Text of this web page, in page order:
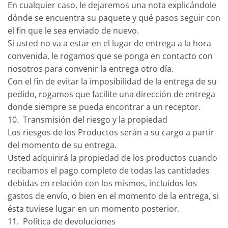
En cualquier caso, le dejaremos una nota explicándole
dónde se encuentra su paquete y qué pasos seguir con
el fin que le sea enviado de nuevo.
Si usted no va a estar en el lugar de entrega a la hora
convenida, le rogamos que se ponga en contacto con
nosotros para convenir la entrega otro día.
Con el fin de evitar la imposibilidad de la entrega de su
pedido, rogamos que facilite una dirección de entrega
donde siempre se pueda encontrar a un receptor.
10. Transmisión del riesgo y la propiedad
Los riesgos de los Productos serán a su cargo a partir
del momento de su entrega.
Usted adquirirá la propiedad de los productos cuando
recibamos el pago completo de todas las cantidades
debidas en relación con los mismos, incluidos los
gastos de envío, o bien en el momento de la entrega, si
ésta tuviese lugar en un momento posterior.
11. Política de devoluciones